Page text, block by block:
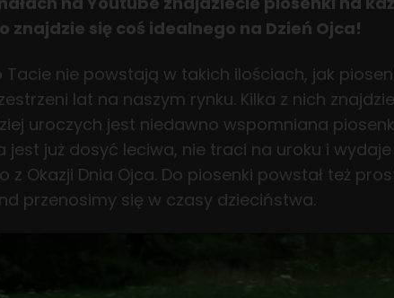
znajdzie się coś idealnego na Dzień Ojca!
Tacie nie powstają w takich ilościach, jak
lat na naszym rynku. Kilka z nich
uroczych jest niedawno wspomniana
jest już dosyć leciwa, nie traci na uroku i
z Okazji Dnia Ojca. Do piosenki powstał też
przenosimy się w czasy dzieciństwa.